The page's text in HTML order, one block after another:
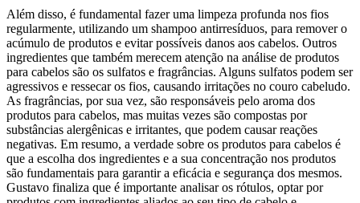
Além disso, é fundamental fazer uma limpeza profunda nos fios
regularmente, utilizando um shampoo antirresíduos, para remover o
acúmulo de produtos e evitar possíveis danos aos cabelos. Outros
ingredientes que também merecem atenção na análise de produtos
para cabelos são os sulfatos e fragrâncias. Alguns sulfatos podem ser
agressivos e ressecar os fios, causando irritações no couro cabeludo.
As fragrâncias, por sua vez, são responsáveis pelo aroma dos
produtos para cabelos, mas muitas vezes são compostas por
substâncias alergênicas e irritantes, que podem causar reações
negativas. Em resumo, a verdade sobre os produtos para cabelos é
que a escolha dos ingredientes e a sua concentração nos produtos
são fundamentais para garantir a eficácia e segurança dos mesmos.
Gustavo finaliza que é importante analisar os rótulos, optar por